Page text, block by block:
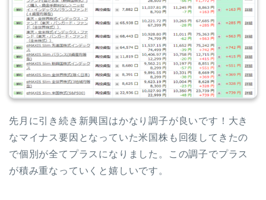
先月に引き続き新興国はかなり調子が良いです！大き
なマイナス要因となっていた米国株も回復してきたの
で個別が全てプラスになりました。この調子でプラス
が積み重なっていくと嬉しいです。